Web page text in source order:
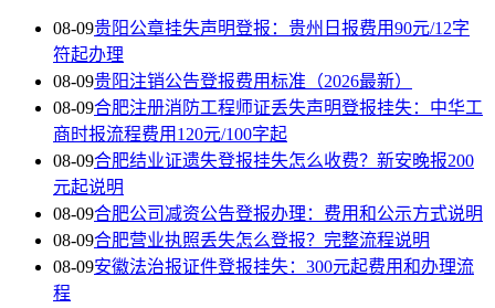
08-09贵阳公章挂失声明登报：贵州日报费用90元/12字
符起办理
08-09贵阳注销公告登报费用标准（2026最新）
08-09合肥注册消防工程师证丢失声明登报挂失：中华工
商时报流程费用120元/100字起
08-09合肥结业证遗失登报挂失怎么收费？新安晚报200
元起说明
08-09合肥公司减资公告登报办理：费用和公示方式说明
08-09合肥营业执照丢失怎么登报？完整流程说明
08-09安徽法治报证件登报挂失：300元起费用和办理流
程